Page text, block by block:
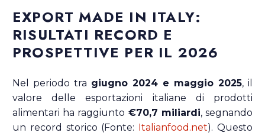
EXPORT MADE IN ITALY:
RISULTATI RECORD E
PROSPETTIVE PER IL 2026
Nel periodo tra giugno 2024 e maggio 2025, il
valore delle esportazioni italiane di prodotti
alimentari ha raggiunto €70,7 miliardi, segnando
un record storico (Fonte:
Italianfood.net). Questo